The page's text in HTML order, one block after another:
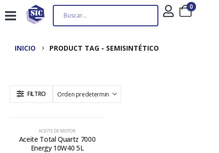
0
INICIO PRODUCT TAG - SEMISINTÉTICO
FILTRO
ACEITE DE MOTOR
Aceite Total Quartz 7000
Energy 10W40 5L